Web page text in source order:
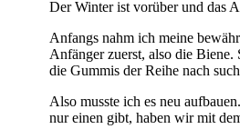
Der Winter ist vorüber und das
Anfangs nahm ich meine
Anfänger zuerst, also die Biene.
die Gummis der Reihe nach
Also musste ich es neu
nur einen gibt, haben wir mit